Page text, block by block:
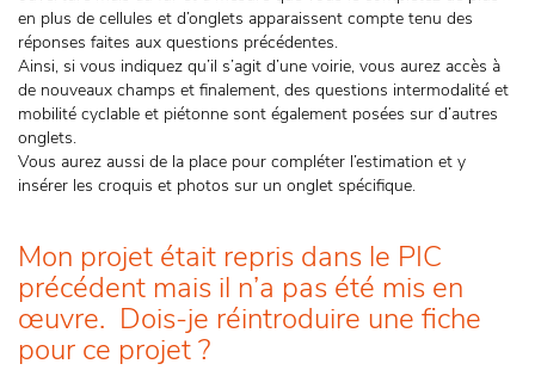
en plus de cellules et d’onglets apparaissent compte tenu des
réponses faites aux questions précédentes.
Ainsi, si vous indiquez qu’il s’agit d’une voirie, vous aurez accès à
de nouveaux champs et finalement, des questions intermodalité et
mobilité cyclable et piétonne sont également posées sur d’autres
onglets.
Vous aurez aussi de la place pour compléter l’estimation et y
insérer les croquis et photos sur un onglet spécifique.
Mon projet était repris dans le PIC
précédent mais il n’a pas été mis en
œuvre. Dois-je réintroduire une fiche
pour ce projet ?